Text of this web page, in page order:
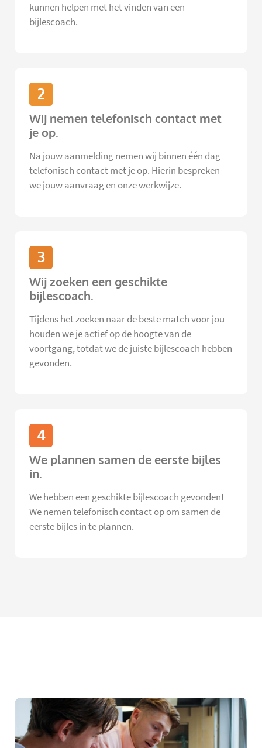
kunnen helpen met het vinden van een
bijlescoach.
2
Wij nemen telefonisch contact met
je op.
Na jouw aanmelding nemen wij binnen één dag
telefonisch contact met je op. Hierin bespreken
we jouw aanvraag en onze werkwijze.
3
Wij zoeken een geschikte
bijlescoach.
Tijdens het zoeken naar de beste match voor jou
houden we je actief op de hoogte van de
voortgang, totdat we de juiste bijlescoach hebben
gevonden.
4
We plannen samen de eerste bijles
in.
We hebben een geschikte bijlescoach gevonden!
We nemen telefonisch contact op om samen de
eerste bijles in te plannen.